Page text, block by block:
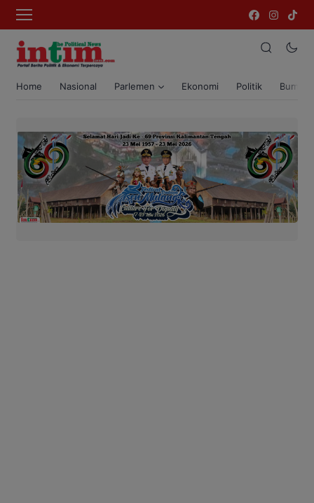
Home Nasional Parlemen Ekonomi Politik Bumi